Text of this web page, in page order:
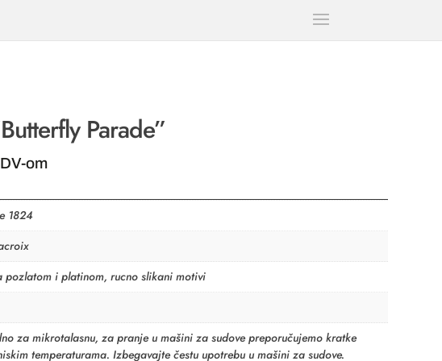
Parade”
om
1824
pozlatom i platinom, rucno slikani motivi
za mikrotalasnu, za pranje u mašini za sudove preporučujemo kratke
temperaturama. Izbegavajte čestu upotrebu u mašini za sudove.